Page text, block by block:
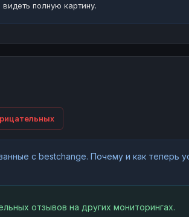
полную картину.
с bestchange. Почему и как теперь
отзывов на других мониторингах.